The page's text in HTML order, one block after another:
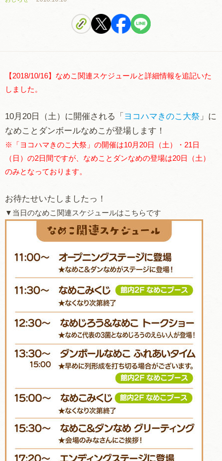
【2018/10/16】なめこ関連スケジュールと詳細情報を追記いた
しました。
10月20日（土）に開催される「 ヨコハマきのこ大祭 」に
なめことダンボールなめこが登場します！
※「ヨコハマきのこ大祭」の開催は10月20日（土）・21日
（日）の2日間ですが、なめことダンなめの登場は20日（土）
のみとなっております。
お待たせいたしましたっ！
▼当日のなめこ関連スケジュールはこちらです